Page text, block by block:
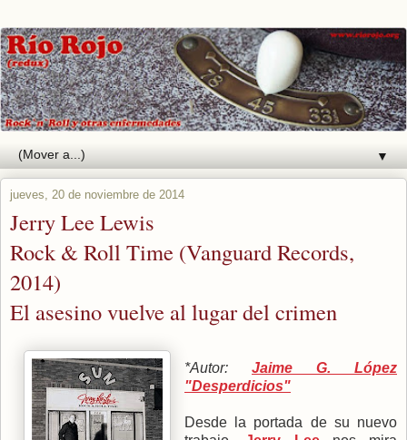
▼
jueves, 20 de noviembre de 2014
Jerry Lee Lewis
Rock & Roll Time (Vanguard Records,
2014)
El asesino vuelve al lugar del crimen
*Autor: Jaime G. López
"Desperdicios"
Desde la portada de su nuevo